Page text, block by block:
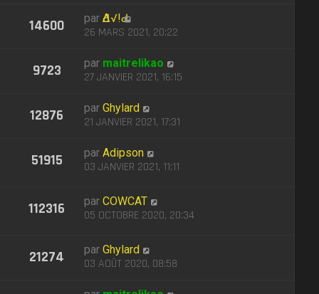
14600 parԀΔ√!Ԁ
26 MARS 2021, 20:22
9723 par maitrelikao
27 JANVIER 2021, 16:15
12876 parGhylard
21 JANVIER 2021, 17:31
51915 parAdipson
03 JANVIER 2021, 11:11
112316 parCOWCAT
05 OCTOBRE 2020, 20:34
21274 parGhylard
03 AOÛT 2020, 08:58